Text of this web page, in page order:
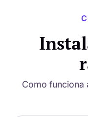
Como funciona